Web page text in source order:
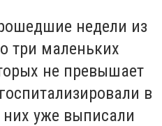
недели из
три маленьких
не превышает
в
них уже выписали